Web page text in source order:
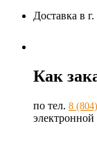
Доставка в
Как
по тел. 8
электронной